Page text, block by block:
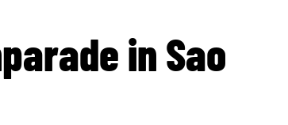
in Sao